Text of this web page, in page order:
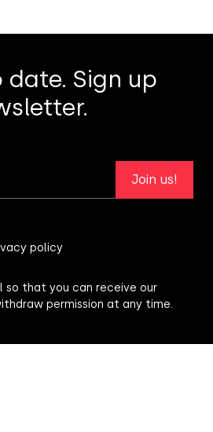
date. Sign up
Join us!
policy
so that you can receive our
permission at any time.